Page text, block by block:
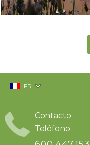
FR
Contacto
Teléfono